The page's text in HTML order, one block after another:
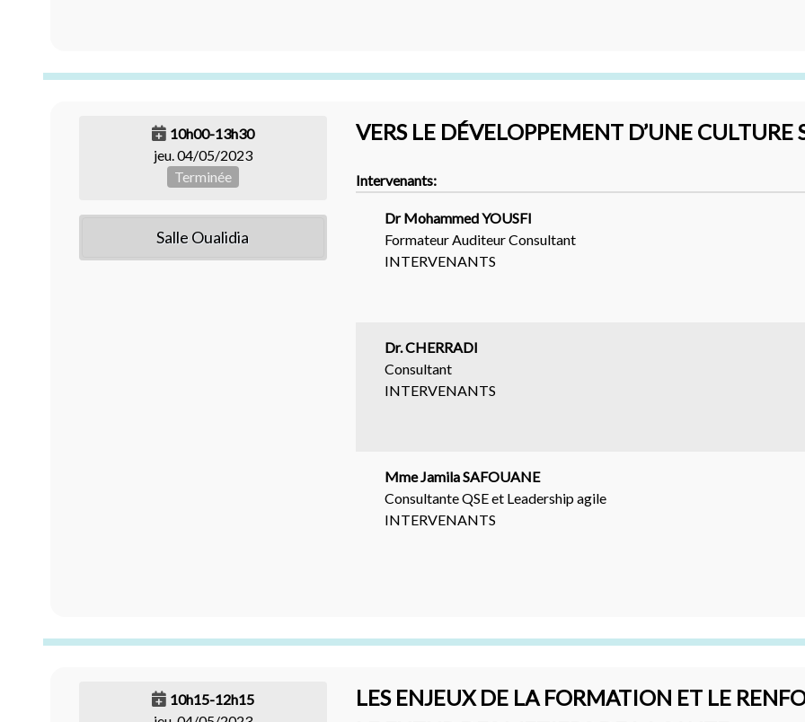
10h00-13h30
jeu. 04/05/2023
Terminée
Salle Oualidia
VERS LE DÉVELOPPEMENT D’UNE CULTURE
Intervenants:
Dr Mohammed YOUSFI
Formateur Auditeur Consultant
INTERVENANTS
Dr. CHERRADI
Consultant
INTERVENANTS
Mme Jamila SAFOUANE
Consultante QSE et Leadership agile
INTERVENANTS
10h15-12h15
LES ENJEUX DE LA FORMATION ET LE